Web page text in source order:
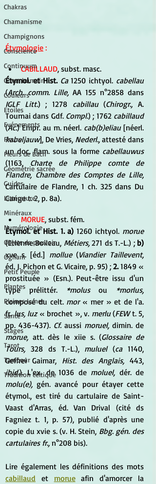
Chakras
Chamanisme
Champignons
Conscience
Continuum
Corps humain
Couleurs
Etoiles
Evénements
Fleurs
Fleurs de Bach
Géométrie sacrée
Guides
Littérature
Minéraux
Numérologie
Objets de pouvoir
Ogham
Petit Peuple
Plantes
Pleines Lunes
Santé
Stages
Tarot
Tambour
Tradition celtique
Étymologie :
CABILLAUD, subst. masc.
Étymol. et Hist. Ca 1250 ichtyol. cabellau
(Arch. comm. Lille,
IGLF Litt.) ; 1278 cabillau (Chirogr., A.
Tournai dans Gdf. Compl.) ; 1762 cabillaud
(Ac.) Empr. au m. néerl. cab(b)eliau
kabeljauw], De Vries, Nederl., attesté dans
un doc. flam. sous la forme cabellauwus
(1163, Charte de Philippe comte de
Flandre, Chambre des Comptes de Lille,
Cartulaire de Flandre, 1 ch. 325 dans Du
Cange t. 2, p. 8a).
MORUE, subst. fém.
Étymol. et Hist. 1. a) 1260 ichtyol. morue
(Etienne Boileau, Métiers, 271 ds T.-L.) ; b)
xve s. [éd.] mollue (Viandier Taillevent,
éd. J. Pichon et G. Vicaire, p. 95) ; 2. 1849 «
prostituée » (Esn.). Peut-être issu d'un
type prélittér.
*molus ou *morlus,
composé du celt. mor « mer » et de l'a.
fr. lus, luz « brochet », v. merlu (FEW t. 5,
pp. 436-437). Cf. aussi moruel,
morue, att. dès le xiie s. (Glossaire de
Tours, 328 ds T.-L.), muluel (ca 1140,
Geffrei Gaimar, Hist. des Anglais,
ibid.). L'ex. de 1036 de moluel,
molu(e), gén. avancé pour étayer cette
étymol., est tiré du cartulaire de Saint-
Vaast d'Arras, éd. Van Drival (cité ds
Fagniez t. 1, p. 57), publié d'après une
copie du xvie s. (v. H. Stein, Bbg. gén. des
cartulaires fr., n°208 bis).
cabillaud et morue afin d'amorcer la